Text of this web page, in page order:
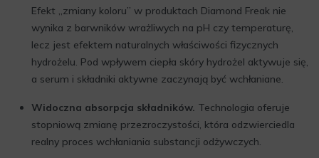
Efekt „zmiany koloru” w produktach Diamond Freak nie
wynika z barwników wrażliwych na pH czy temperaturę,
lecz jest efektem naturalnych właściwości fizycznych
hydrożelu. Pod wpływem ciepła skóry hydrożel aktywuje się,
a serum i składniki aktywne zaczynają być wchłaniane.
Widoczna absorpcja składników. Technologia oferuje
stopniową zmianę przezroczystości, która odzwierciedla
realny proces wchłaniania substancji odżywczych.